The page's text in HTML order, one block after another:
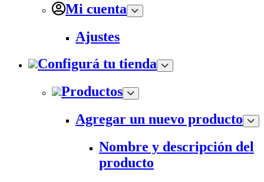
Mi cuenta
Ajustes
Configurá tu tienda
Productos
Agregar un nuevo producto
Nombre y descripción del
producto